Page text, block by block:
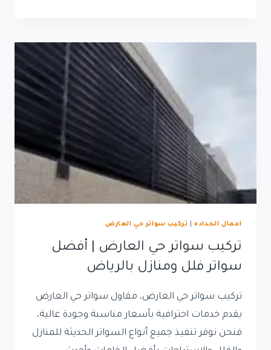
سواتر
حديد
حي
حطين
اعمال الحداده| تركيب سواتر حي العارض
تركيب سواتر حي العارض | أفضل
سواتر فلل ومنازل بالرياض
تركيب سواتر حي العارض، مقاول سواتر حي العارض
يقدم خدمات احترافية بأسعار مناسبة وجودة عالية،
فنحن نوفر تنفيذ جميع أنواع السواتر الحديثة للمنازل